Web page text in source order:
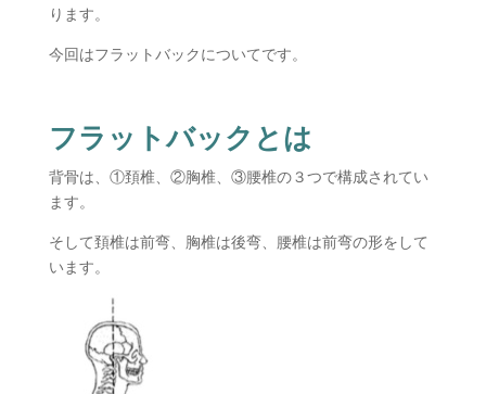
ります。
今回はフラットバックについてです。
フラットバックとは
背骨は、①頚椎、②胸椎、③腰椎の３つで構成されてい
ます。
そして頚椎は前弯、胸椎は後弯、腰椎は前弯の形をして
います。